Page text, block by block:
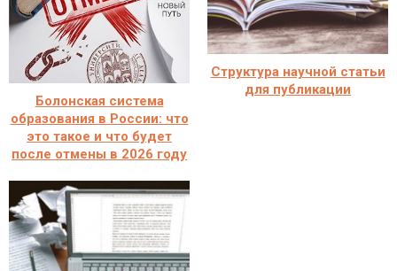
Болонская система
образования в России: что
это такое и что будет
после отмены в 2026 году
Структура научной статьи
для публикации